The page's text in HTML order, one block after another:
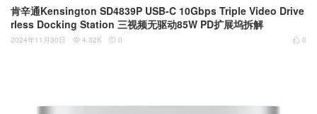
肯辛通Kensington SD4839P USB-C 10Gbps Triple Video Drive
rless Docking Station 三视频无驱动85W PD扩展坞拆解
 0
2024年11月30日  4.32K  0